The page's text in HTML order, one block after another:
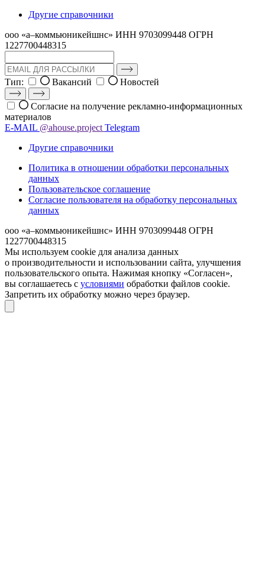
Другие справочники
ооо «а–коммьюникейшнс» ИНН 9703099448 ОГРН
1227700448315
Тип: Вакансий Новостей
Согласие на получение рекламно-информационных
материалов
E-MAIL @ahouse.project Telegram
Другие справочники
Политика в отношении обработки персональных
данных
Пользовательское соглашение
Согласие пользователя на обработку персональных
данных
ооо «а–коммьюникейшнс» ИНН 9703099448 ОГРН
1227700448315
Мы используем cookie для анализа данных
о производительности и использовании сайта, улучшения
пользовательского опыта. Нажимая кнопку «Согласен»,
вы соглашаетесь с условиями обработки файлов cookie.
Запретить их обработку можно через браузер.